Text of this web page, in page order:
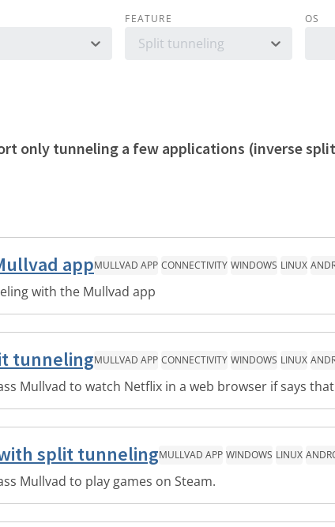
FEATURE
Split tunneling
OS
only tunneling a few applications (inverse
appMULLVAD APP CONNECTIVITY WINDOWS LINUX
with the Mullvad app
tunnelingMULLVAD APP CONNECTIVITY WINDOWS LINUX
Mullvad to watch Netflix in a web browser if says
split tunnelingMULLVAD APP WINDOWS LINUX
Mullvad to play games on Steam.